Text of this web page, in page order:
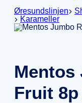
Øresundslinjen
Karameller
Mentos
Fruit 8p